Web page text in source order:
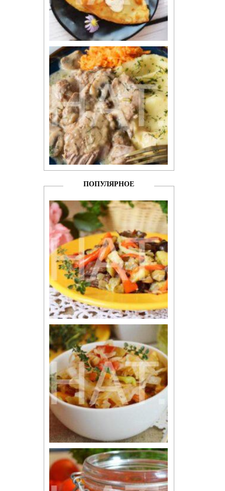
ПОПУЛЯРНОЕ